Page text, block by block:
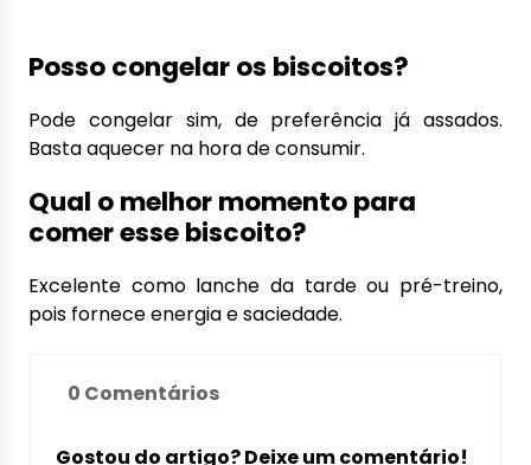
Posso congelar os biscoitos?
Pode congelar sim, de preferência já assados.
Basta aquecer na hora de consumir.
Qual o melhor momento para
comer esse biscoito?
Excelente como lanche da tarde ou pré-treino,
pois fornece energia e saciedade.
0 Comentários
Gostou do artigo? Deixe um comentário!